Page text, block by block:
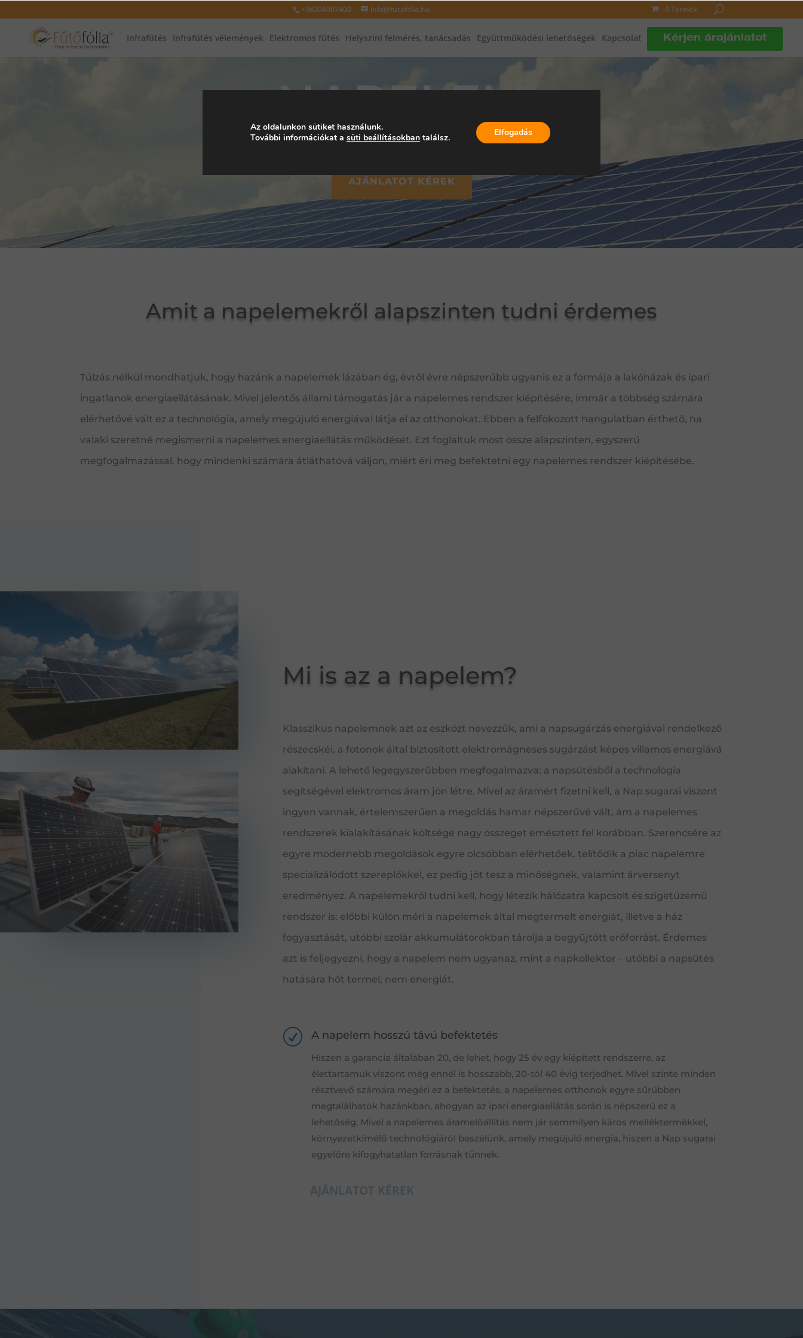
+36204007400 info@futofolia.hu 0 Termék
Infrafűtés Infrafűtés vélemények Elektromos fűtés Helyszíni felmérés, tanácsadás Együttműködési lehetőségek Kapcsolat Kérjen árajánlatot
NAPELEM
AJÁNLATOT KÉREK
Amit a napelemekről alapszinten tudni érdemes
Túlzás nélkül mondhatjuk, hogy hazánk a napelemek lázában ég, évről évre népszerűbb ugyanis ez a formája a lakóházak és ipari
ingatlanok energiaellátásának. Mivel jelentős állami támogatás jár a napelemes rendszer kiépítésére, immár a többség számára
elérhetővé vált ez a technológia, amely megújuló energiával látja el az otthonokat. Ebben a felfokozott hangulatban érthető, ha
valaki szeretné megismerni a napelemes energiaellátás működését. Ezt foglaltuk most össze alapszinten, egyszerű
megfogalmazással, hogy mindenki számára átláthatóvá váljon, miért éri meg befektetni egy napelemes rendszer kiépítésébe.
Mi is az a napelem?
Klasszikus napelemnek azt az eszközt nevezzük, ami a napsugárzás energiával rendelkező
részecskéi, a fotonok által biztosított elektromágneses sugárzást képes villamos energiává
alakítani. A lehető legegyszerűbben megfogalmazva: a napsütésből a technológia
segítségével elektromos áram jön létre. Mivel az áramért fizetni kell, a Nap sugarai viszont
ingyen vannak, értelemszerűen a megoldás hamar népszerűvé vált, ám a napelemes
rendszerek kialakításának költsége nagy összeget emésztett fel korábban. Szerencsére az
egyre modernebb megoldások egyre olcsóbban elérhetőek, telítődik a piac napelemre
specializálódott szereplőkkel, ez pedig jót tesz a minőségnek, valamint árversenyt
eredményez. A napelemekről tudni kell, hogy létezik hálózatra kapcsolt és szigetüzemű
rendszer is: előbbi külön méri a napelemek által megtermelt energiát, illetve a ház
fogyasztását, utóbbi szolár akkumulátorokban tárolja a begyűjtött erőforrást. Érdemes
azt is feljegyezni, hogy a napelem nem ugyanaz, mint a napkollektor – utóbbi a napsütés
hatására hőt termel, nem energiát.
R A napelem hosszú távú befektetés
Hiszen a garancia általában 20, de lehet, hogy 25 év egy kiépített rendszerre, az
élettartamuk viszont még ennél is hosszabb, 20-tól 40 évig terjedhet. Mivel szinte minden
résztvevő számára megéri ez a befektetés, a napelemes otthonok egyre sűrűbben
megtalálhatók hazánkban, ahogyan az ipari energiaellátás során is népszerű ez a
lehetőség. Mivel a napelemes áramelőállítás nem jár semmilyen káros melléktermékkel,
környezetkímélő technológiáról beszélünk, amely megújuló energia, hiszen a Nap sugarai
egyelőre kifogyhatatlan forrásnak tűnnek.
Az oldalunkon sütiket használunk.
További információkat a süti beállításokbantalálsz. Elfogadás